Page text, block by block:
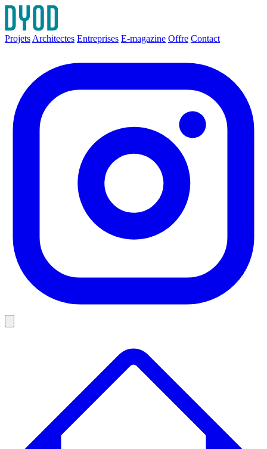
Projets Architectes Entreprises E-magazine Offre Contact